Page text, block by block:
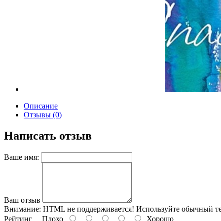
Описание
Отзывы (0)
Написать отзыв
Ваше имя:
Ваш отзыв
Внимание: HTML не поддерживается! Используйте обычный
Рейтинг Плохо Хорошо